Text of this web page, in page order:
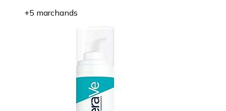
+5 marchands